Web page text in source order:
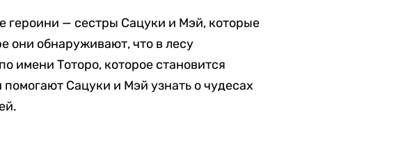
героини — сестры Сацуки и Мэй, которые
они обнаруживают, что в лесу
имени Тоторо, которое становится
Сацуки и Мэй узнать о чудесах